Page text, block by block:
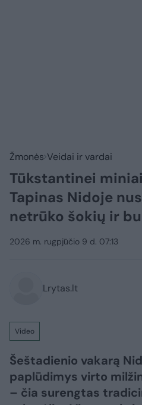
Žmonės Veidai ir vardai
Tūkstantinei
Tapinas Nidoje
netrūko šokių ir
2026 m. rugpjūčio 9 d. 07:13
Lrytas.lt
Video
Šeštadienio vakarą
paplūdimys virto
– čia surengtas